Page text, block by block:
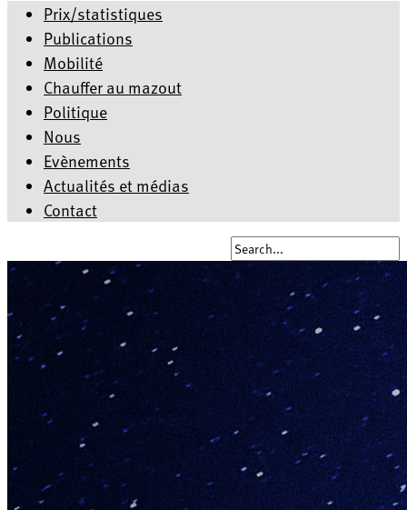
Prix/statistiques
Publications
Mobilité
Chauffer au mazout
Politique
Nous
Evènements
Actualités et médias
Contact